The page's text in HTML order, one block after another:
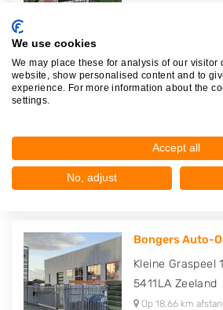
Reuvers Auto
6666LP Heteren
Op 17,34 km afstand
Bongers Auto-
Kleine Graspeel
5411LA Zeeland
Op 18,66 km
We use cookies
We may place these for analysis of our visitor
website, show personalised content and to
experience. For more information about the
settings.
Accept all
No, adjust